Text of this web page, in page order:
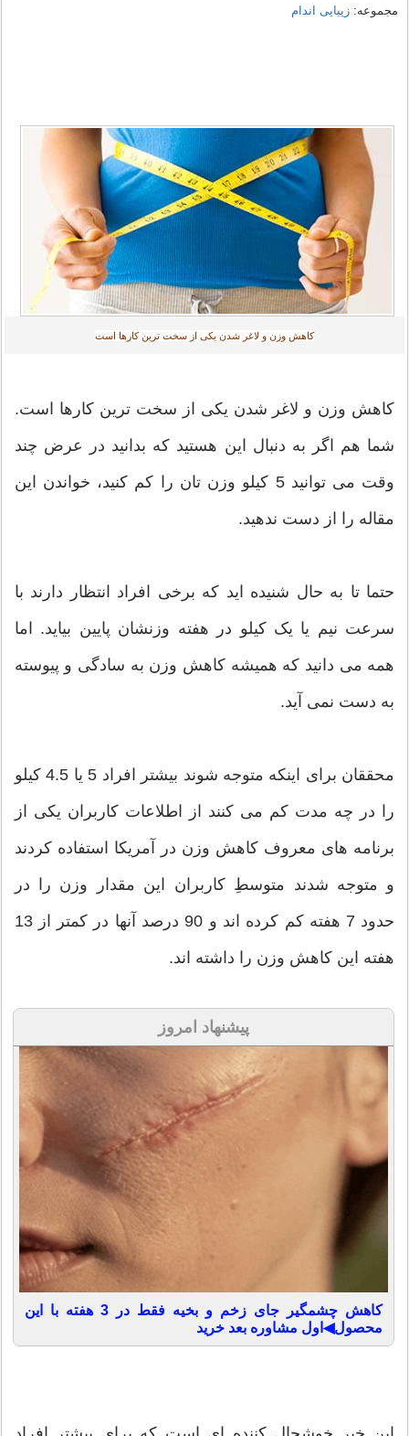
مجموعه:زیبایی اندام
کاهش وزن و لاغر شدن یکی از سخت ترین کارها است
کاهش وزن و لاغر شدن یکی از سخت ترین کارها است.
شما هم اگر به دنبال این هستید که بدانید در عرض چند
وقت می توانید 5 کیلو وزن تان را کم کنید، خواندن این
مقاله را از دست ندهید.
حتما تا به حال شنیده اید که برخی افراد انتظار دارند با
سرعت نیم یا یک کیلو در هفته وزنشان پایین بیاید. اما
همه می دانید که همیشه کاهش وزن به سادگی و پیوسته
به دست نمی آید.
محققان برای اینکه متوجه شوند بیشتر افراد 5 یا 4.5 کیلو
را در چه مدت کم می کنند از اطلاعات کاربران یکی از
برنامه های معروف کاهش وزن در آمریکا استفاده کردند
و متوجه شدند متوسطِ کاربران این مقدار وزن را در
حدود 7 هفته کم کرده اند و 90 درصد آنها در کمتر از 13
هفته این کاهش وزن را داشته اند.
پیشنهاد امروز
کاهش چشمگیر جای زخم و بخیه فقط در 3 هفته با این
محصول◀اول مشاوره بعد خرید